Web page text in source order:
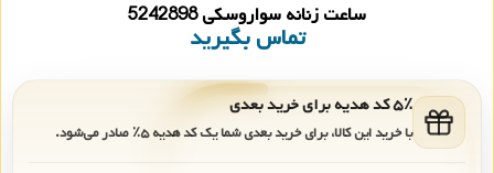
ساعت زنانه سواروسکی 5242898
تماس بگیرید
۵٪ کد هدیه برای خرید بعدی
با خرید این کالا، برای خرید بعدی شما یک کد هدیه۵٪ صادر می‌شود.